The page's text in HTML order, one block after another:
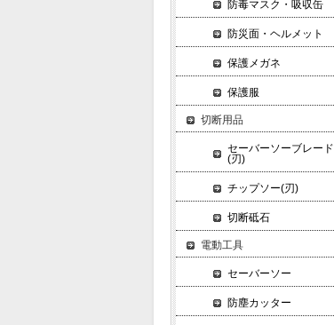
防毒マスク・吸収缶
防災面・ヘルメット
保護メガネ
保護服
切断用品
セーバーソーブレード
(刃)
チップソー(刃)
切断砥石
電動工具
セーバーソー
防塵カッター